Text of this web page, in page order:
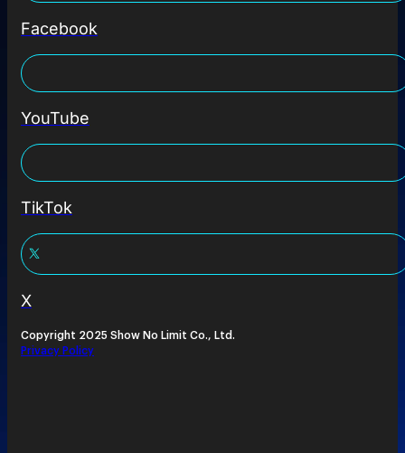
Facebook
YouTube
TikTok
X
Copyright 2025 Show No Limit Co., Ltd.
Privacy Policy